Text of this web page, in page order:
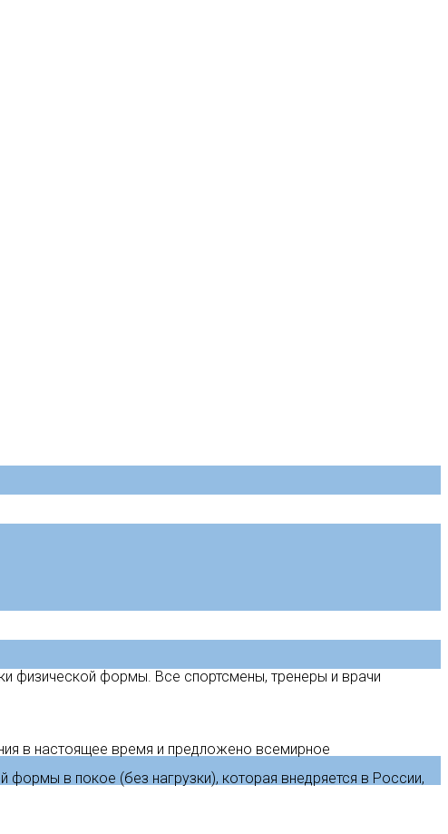
физической формы. Все спортсмены, тренеры и врачи
в настоящее время и предложено всемирное
формы в покое (без нагрузки), которая внедряется в России,